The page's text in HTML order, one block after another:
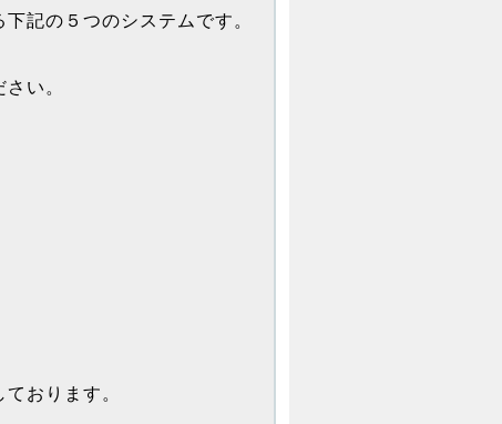
記の５つのシステムです。
い。
おります。